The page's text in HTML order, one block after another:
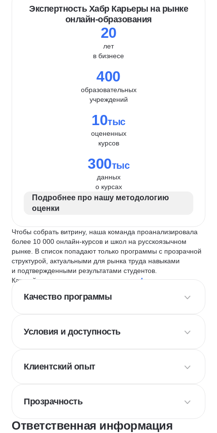
Экспертность Хабр Карьеры на рынке
онлайн-образования
20
лет
в бизнесе
400
образовательных
учреждений
10тыс
оцененных
курсов
300тыс
данных
о курсах
Подробнее про нашу методологию
оценки
Чтобы собрать витрину, наша команда проанализировала
более 10 000 онлайн-курсов и школ на русскоязычном
рынке. В список попадают только программы с прозрачной
структурой, актуальными для рынка труда навыками
и подтвержденными результатами студентов.
Каждый курс и школу мы оцениваем по
4 критериям
Качество программы
Условия и доступность
Клиентский опыт
Прозрачность
Ответственная информация